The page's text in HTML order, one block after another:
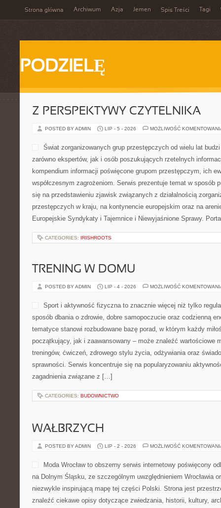
Strona główna Archiwum Azja Jemen Spis Treści Tagi
PODZIELĘ
Z PERSPEKTYWY CZYTELNIKA
POSTED BY ADMIN LIP - 5 - 2026 MOŻLIWOŚĆ
Świat zorganizowanych grup przestępczych od wielu lat
zarówno ekspertów, jak i osób poszukujących rzetelnych
kompendium informacji poświęcone grupom przestępczym, ich
współczesnym zagrożeniom. Serwis prezentuje temat w sposób
się na przedstawieniu zjawisk związanych z działalnością
przestępczych w kraju, na kontynencie europejskim oraz na
Europejskie Syndykaty i Tajemnice i Niewyjaśnione Sprawy.
CATEGORIES: IRISHROOTS
TRENING W DOMU
POSTED BY ADMIN LIP - 4 - 2026 MOŻLIWOŚĆ
Sport i aktywność fizyczna to znacznie więcej niż tylko
sposób dbania o zdrowie, dobre samopoczucie oraz codzienną
tematyce stanowi rozbudowane bazę porad, w którym każdy
początkujący, jak i zaawansowany – może znaleźć wartościowe
treningów, ćwiczeń, zdrowego stylu życia, odżywiania oraz
sprawności. Serwis koncentruje się na popularyzowaniu
zagadnienia związane z […]
CATEGORIES: BUDOWNICTWO
WAŁBRZYCH
POSTED BY ADMIN LIP - 2 - 2026 MOŻLIWOŚĆ
Moda Wrocław to obszerny serwis internetowy poświęcony
na Dolnym Śląsku, ze szczególnym uwzględnieniem Wrocławia
niezwykle inspirującą mapę tej części Polski. Strona jest
znaleźć ciekawe opisy dotyczące zwiedzania, historii, kultury,